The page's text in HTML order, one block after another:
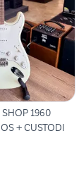
1960
+ CUSTODI